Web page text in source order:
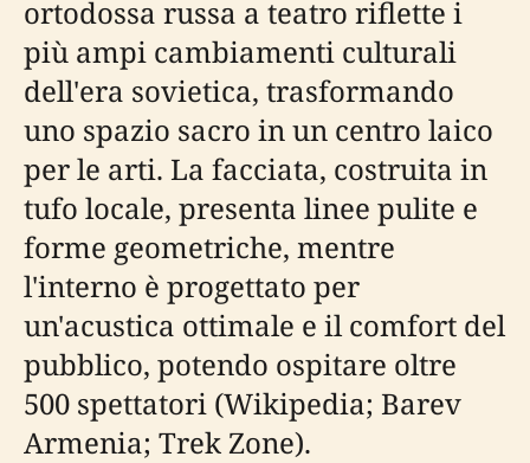
ortodossa russa a teatro riflette i
più ampi cambiamenti culturali
dell'era sovietica, trasformando
uno spazio sacro in un centro laico
per le arti. La facciata, costruita in
tufo locale, presenta linee pulite e
forme geometriche, mentre
l'interno è progettato per
un'acustica ottimale e il comfort del
pubblico, potendo ospitare oltre
500 spettatori (Wikipedia; Barev
Armenia; Trek Zone).